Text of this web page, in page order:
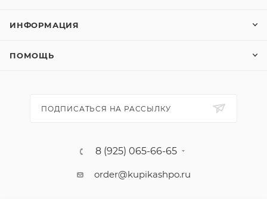
ИНФОРМАЦИЯ
ПОМОЩЬ
ПОДПИСАТЬСЯ НА РАССЫЛКУ
8 (925) 065-66-65
order@kupikashpo.ru